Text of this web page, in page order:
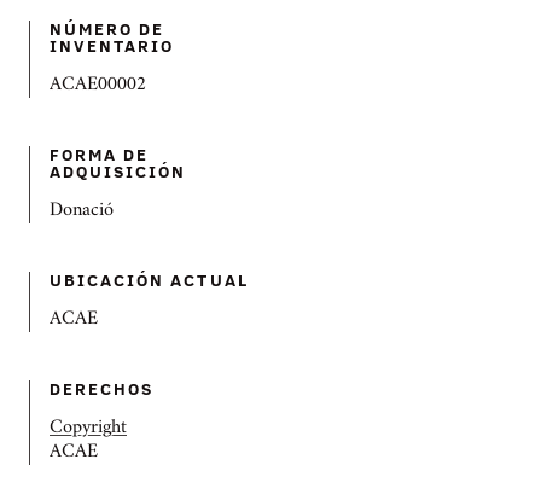
NÚMERO DE
INVENTARIO
ACAE00002
FORMA DE
ADQUISICIÓN
Donació
UBICACIÓN ACTUAL
ACAE
DERECHOS
Copyright
ACAE